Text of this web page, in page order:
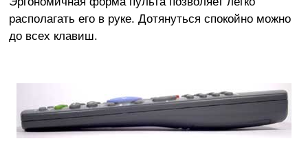
располагать его в руке. Дотянуться спокойно можно
до всех клавиш.